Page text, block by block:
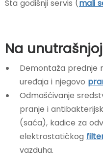
Šta godišnji servis (mali
Na
Demontaža prednje
uređaja i njegovo
Odmašćivanje
pranje i
(saća), kadice za
elektrostatičkog
vazduha.